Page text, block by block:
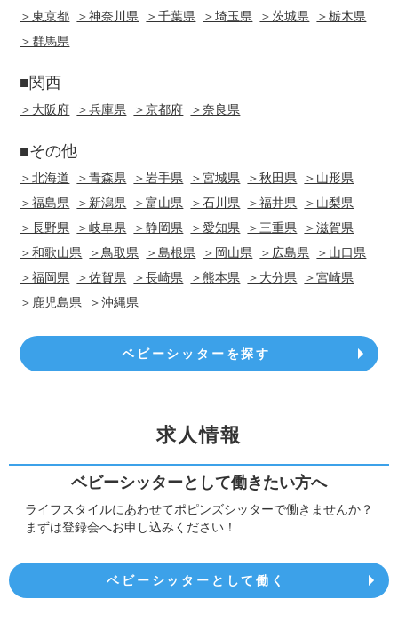
＞東京都 ＞神奈川県 ＞千葉県 ＞埼玉県 ＞茨城県
＞栃木県
＞群馬県
■関西
＞大阪府 ＞兵庫県 ＞京都府 ＞奈良県
■その他
＞北海道 ＞青森県 ＞岩手県 ＞宮城県 ＞秋田県
＞山形県
＞福島県
＞新潟県 ＞富山県 ＞石川県 ＞福井県
＞山梨県
＞長野県
＞岐阜県 ＞静岡県 ＞愛知県 ＞三重県
＞滋賀県
＞和歌山県
＞鳥取県 ＞島根県 ＞岡山県 ＞広島県
＞山口県
＞福岡県
＞佐賀県 ＞長崎県 ＞熊本県 ＞大分県
＞宮崎県
＞鹿児島県
＞沖縄県
ベビーシッターを探す
求人情報
ベビーシッターとして働きたい方へ
ライフスタイルにあわせてポピンズシッターで働きませんか？
まずは登録会へお申し込みください！
ベビーシッターとして働く